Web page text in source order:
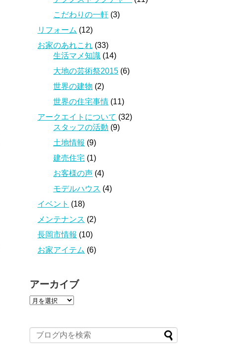
こだわりの一軒 (3)
リフォーム (12)
お家のあれこれ (33)
生活マメ知識 (14)
大地の芸術祭2015 (6)
世界の建物 (2)
世界の住宅事情 (11)
アークエイトについて (32)
スタッフの活動 (9)
土地情報 (9)
建売住宅 (1)
お客様の声 (4)
モデルハウス (4)
イベント (18)
メンテナンス (2)
長岡市情報 (10)
お家アイテム (6)
アーカイブ
ア
イ
ブ